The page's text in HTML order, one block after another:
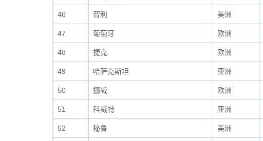
46 智利 美洲
47 葡萄牙 欧洲
48 捷克 欧洲
49 哈萨克斯坦 亚洲
50 挪威 欧洲
51 科威特 亚洲
52 秘鲁 美洲